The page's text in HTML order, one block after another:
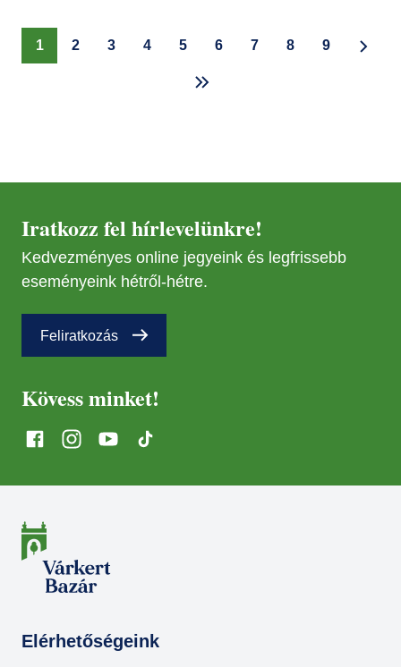
Oldalszámozás
Jelenlegi
1 Oldal
2 Oldal
3 Oldal
4 Oldal
5 Oldal
6 Oldal
7 Oldal
8 Oldal
9
Iratkozz fel hírlevelünkre!
Kedvezményes online jegyeink és legfrissebb
eseményeink hétről-hétre.
Feliratkozás
Kövess minket!
Elérhetőségeink